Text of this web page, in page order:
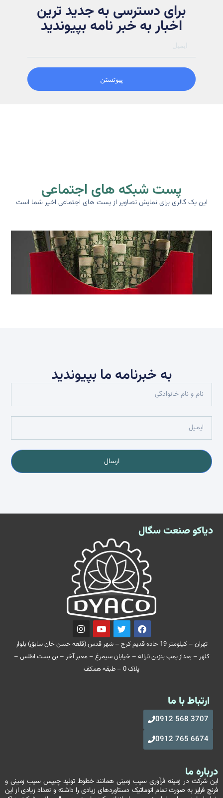
برای دسترسی به جدید ترین
اخبار به خبر نامه بپیوندید
پیوتستن
پست شبکه های اجتماعی
این یک گالری برای نمایش تصاویر از پست های اجتماعی اخیر شما است
به خبرنامه ما بپیوندید
ارسال
دیاکو صنعت سگال
تهران – کیلومتر 19 جاده قدیم کرج – شهر قدس (قلعه حسن خان سابق) بلوار
کلهر – بعداز پمپ بنزین ثاراله – خیابان سیمرغ – معبر آخر – بن بست اطلس –
پلاک 0 – طبقه همکف
ارتباط با ما
3707 568 0912
6674 765 0912
درباره ما
این شرکت در زمینه فرآوری سیب زمینی همانند خطوط تولید چیپس سیب زمینی و
فرنچ فرایز به صورت تمام اتوماتیک دستاوردهای زیادی را داشته و تعداد زیادی از این